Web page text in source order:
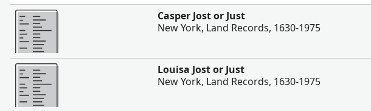
Ավելի
Casper Jost or Just
New York, Land Records, 1630-1975
Ավելի
Louisa Jost or Just
New York, Land Records, 1630-1975